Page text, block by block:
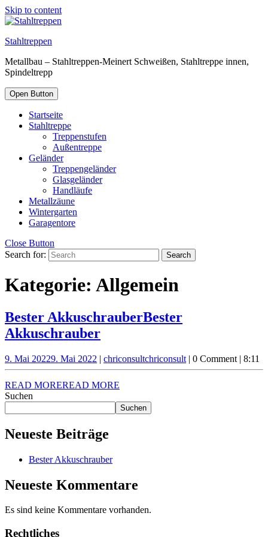
Skip to content
Stahltreppen
Metallbau – Stahltreppen-Meinert Schweißen, Stahltreppe innen,
Spindeltrepp
Open Button
Startseite
Stahltreppe
Treppenstufen
Außentreppe
Geländer
Treppengeländer
Glasgeländer
Handläufe
Metallzäune
Wintergarten
Garagentore
Close Button
Search for:
Kategorie: Allgemein
Bester AkkuschrauberBester
Akkuschrauber
9. Mai 20229. Mai 2022 | chriconsultchriconsult | 0 Comment | 8:11
READ MOREREAD MORE
Suchen
Suchen
Neueste Beiträge
Bester Akkuschrauber
Neueste Kommentare
Es sind keine Kommentare vorhanden.
Rechtliches